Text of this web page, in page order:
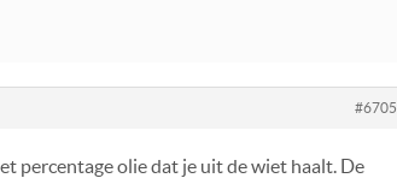
#6705
percentage olie dat je uit de wiet haalt. De